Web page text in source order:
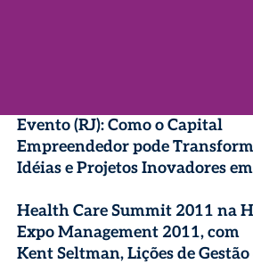
Evento (RJ): Como o Capital
Empreendedor pode
Idéias e Projetos Inovadores em
Health Care Summit 2011 na
Expo Management 2011, com
Kent Seltman, Lições de Gestão